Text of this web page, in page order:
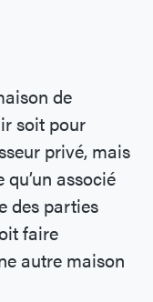
de
soit pour
privé, mais
associé
des parties
faire
autre maison